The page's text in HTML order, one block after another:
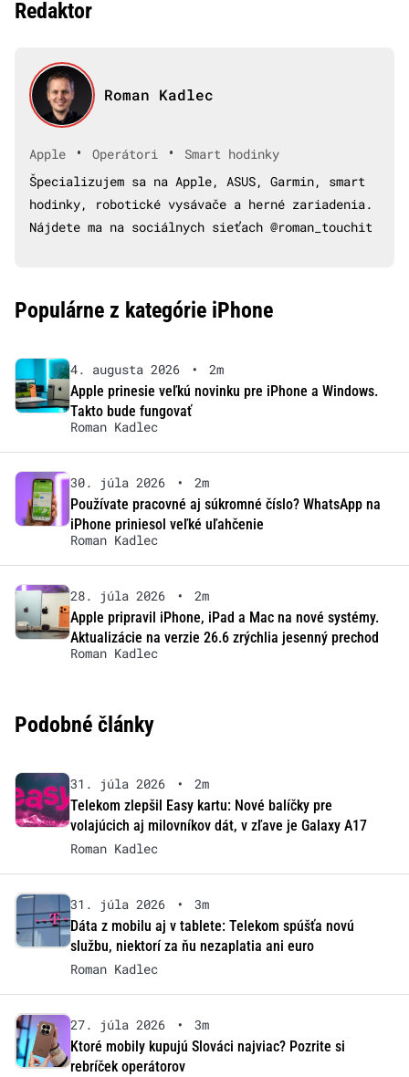
Redaktor
Roman Kadlec
Apple • Operátori •
Smart hodinky
Špecializujem sa na Apple, ASUS, Garmin, smart
hodinky, robotické vysávače a herné zariadenia.
Nájdete ma na sociálnych sieťach @roman_touchit
Populárne z kategórie iPhone
4. augusta 2026 •
2m
Apple prinesie veľkú novinku pre iPhone a Windows.
Takto bude fungovať
Roman Kadlec
30. júla 2026 •
2m
Používate pracovné aj súkromné číslo? WhatsApp na
iPhone priniesol veľké uľahčenie
Roman Kadlec
28. júla 2026 •
2m
Apple pripravil iPhone, iPad a Mac na nové systémy.
Aktualizácie na verzie 26.6 zrýchlia jesenný prechod
Roman Kadlec
Podobné články
31. júla 2026 •
2m
Telekom zlepšil Easy kartu: Nové balíčky pre
volajúcich aj milovníkov dát, v zľave je Galaxy A17
Roman Kadlec
31. júla 2026 •
3m
Dáta z mobilu aj v tablete: Telekom spúšťa novú
službu, niektorí za ňu nezaplatia ani euro
Roman Kadlec
27. júla 2026 •
3m
Ktoré mobily kupujú Slováci najviac? Pozrite si
rebríček operátorov